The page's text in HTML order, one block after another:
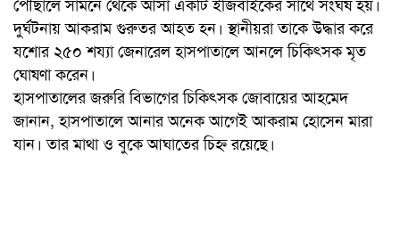
পৌঁছালে সামনে থেকে আসা একটি ইজিবাইকের সাথে সংঘর্ষ হয়।
দুর্ঘটনায় আকরাম গুরুতর আহত হন। স্থানীয়রা তাকে উদ্ধার করে
যশোর ২৫০ শয্যা জেনারেল হাসপাতালে আনলে চিকিৎসক মৃত
ঘোষণা করেন।
হাসপাতালের জরুরি বিভাগের চিকিৎসক জোবায়ের আহমেদ
জানান, হাসপাতালে আনার অনেক আগেই আকরাম হোসেন মারা
যান। তার মাথা ও বুকে আঘাতের চিহ্ন রয়েছে।